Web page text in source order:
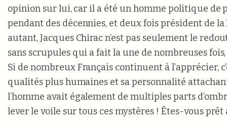
opinion sur lui, car il a été un homme politique de
pendant des décennies, et deux fois président de
autant, Jacques Chirac n’est pas seulement le
sans scrupules qui a fait la une de nombreuses
Si de nombreux Français continuent à l’apprécier,
qualités plus humaines et sa personnalité
l’homme avait également de multiples parts
lever le voile sur tous ces mystères ! Êtes-vous prêt